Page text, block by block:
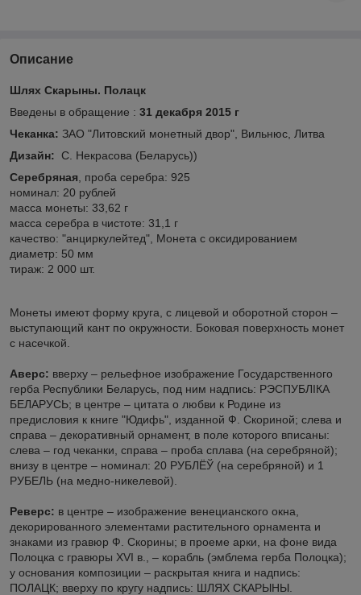
Описание
Шлях Скарыны. Полацк
Введены в обращение : 31 декабря 2015 г
Чеканка: ЗАО "Литовский монетный двор", Вильнюс, Литва
Дизайн: С. Некрасова (Беларусь))
Серебряная , проба серебра: 925
номинал: 20 рублей
масса монеты: 33,62 г
масса серебра в чистоте: 31,1 г
качество: "анциркулейтед", Монета с оксидированием
диаметр: 50 мм
тираж: 2 000 шт.
Монеты имеют форму круга, с лицевой и оборотной сторон –
выступающий кант по окружности. Боковая поверхность монет
с насечкой.
Аверс: вверху – рельефное изображение Государственного
герба Республики Беларусь, под ним надпись: РЭСПУБЛIКА
БЕЛАРУСЬ; в центре – цитата о любви к Родине из
предисловия к книге "Юдифь", изданной Ф. Скориной; слева и
справа – декоративный орнамент, в поле которого вписаны:
слева – год чеканки, справа – проба сплава (на серебряной);
внизу в центре – номинал: 20 РУБЛЁЎ (на серебряной) и 1
РУБЕЛЬ (на медно-никелевой).
Реверс: в центре – изображение венецианского окна,
декорированного элементами растительного орнамента и
знаками из гравюр Ф. Скорины; в проеме арки, на фоне вида
Полоцка с гравюры XVI в., – корабль (эмблема герба Полоцка);
у основания композиции – раскрытая книга и надпись:
ПОЛАЦК; вверху по кругу надпись: ШЛЯХ СКАРЫНЫ.